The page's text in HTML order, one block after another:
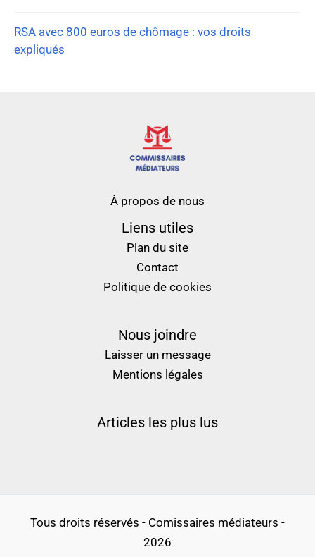
RSA avec 800 euros de chômage : vos droits
expliqués
À propos de nous
Liens utiles
Plan du site
Contact
Politique de cookies
Nous joindre
Laisser un message
Mentions légales
Articles les plus lus
Tous droits réservés - Comissaires médiateurs -
2026